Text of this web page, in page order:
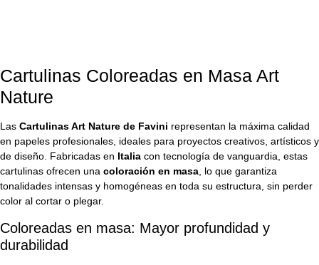
Cartulinas Coloreadas en Masa Art
Nature
Las Cartulinas Art Nature de Favini representan la máxima calidad
en papeles profesionales, ideales para proyectos creativos, artísticos y
de diseño. Fabricadas en Italia con tecnología de vanguardia, estas
cartulinas ofrecen una coloración en masa, lo que garantiza
tonalidades intensas y homogéneas en toda su estructura, sin perder
color al cortar o plegar.
Coloreadas en masa: Mayor profundidad y
durabilidad